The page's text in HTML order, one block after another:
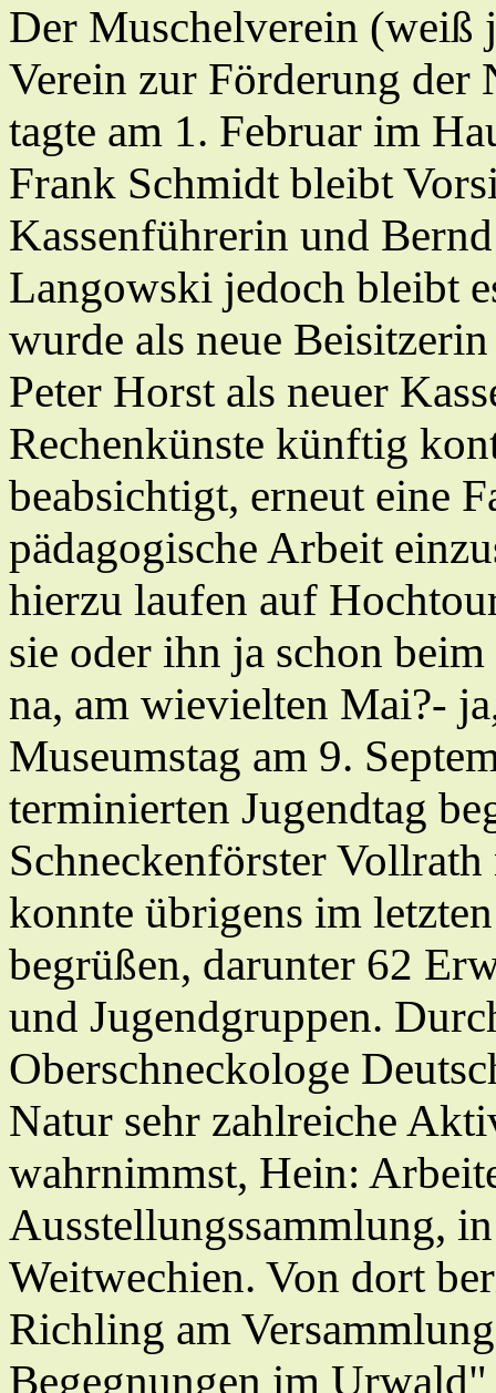
Der Muschelverein (weiß
Verein zur Förderung der
tagte am 1. Februar im
Frank Schmidt bleibt
Kassenführerin und
Langowski jedoch bleibt
wurde als neue
Peter Horst als neuer
Rechenkünste künftig
beabsichtigt, erneut eine
pädagogische Arbeit
hierzu laufen auf
sie oder ihn ja schon
na, am wievielten Mai?-
Museumstag am 9.
terminierten Jugendtag
Schneckenförster
konnte übrigens im
begrüßen, darunter 62
und Jugendgruppen.
Oberschneckologe
Natur sehr zahlreiche
wahrnimmst, Hein:
Ausstellungssammlung,
Weitwechien. Von dort
Richling am
Begegnungen im